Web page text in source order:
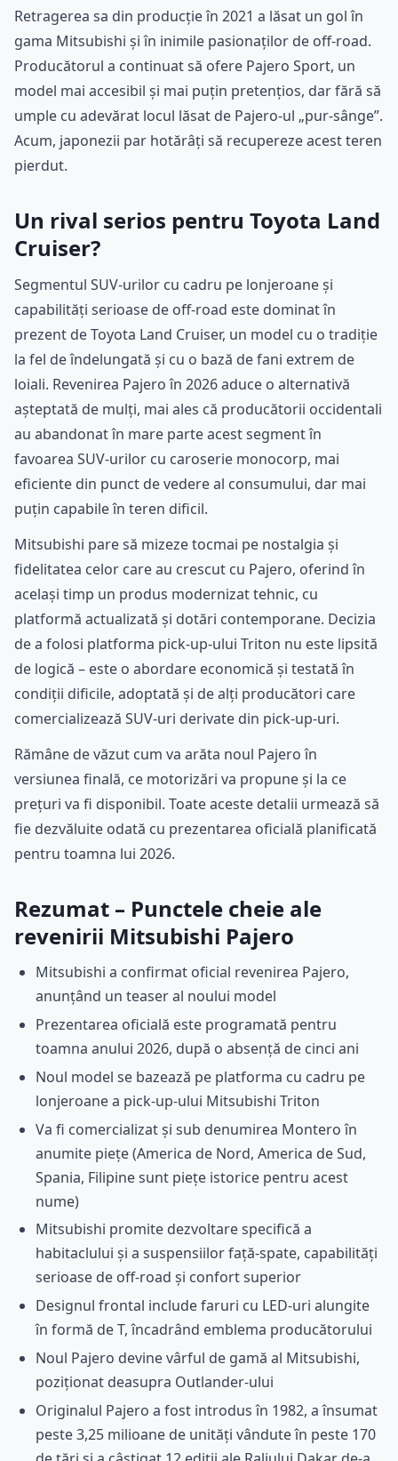
Retragerea sa din producție în 2021 a lăsat un gol în
gama Mitsubishi și în inimile pasionaților de off-road.
Producătorul a continuat să ofere Pajero Sport, un
model mai accesibil și mai puțin pretențios, dar fără să
umple cu adevărat locul lăsat de Pajero-ul „pur-sânge”.
Acum, japonezii par hotărâți să recupereze acest teren
pierdut.
Un rival serios pentru Toyota Land
Cruiser?
Segmentul SUV-urilor cu cadru pe lonjeroane și
capabilități serioase de off-road este dominat în
prezent de Toyota Land Cruiser, un model cu o tradiție
la fel de îndelungată și cu o bază de fani extrem de
loiali. Revenirea Pajero în 2026 aduce o alternativă
așteptată de mulți, mai ales că producătorii occidentali
au abandonat în mare parte acest segment în
favoarea SUV-urilor cu caroserie monocorp, mai
eficiente din punct de vedere al consumului, dar mai
puțin capabile în teren dificil.
Mitsubishi pare să mizeze tocmai pe nostalgia și
fidelitatea celor care au crescut cu Pajero, oferind în
același timp un produs modernizat tehnic, cu
platformă actualizată și dotări contemporane. Decizia
de a folosi platforma pick-up-ului Triton nu este lipsită
de logică – este o abordare economică și testată în
condiții dificile, adoptată și de alți producători care
comercializează SUV-uri derivate din pick-up-uri.
Rămâne de văzut cum va arăta noul Pajero în
versiunea finală, ce motorizări va propune și la ce
prețuri va fi disponibil. Toate aceste detalii urmează să
fie dezvăluite odată cu prezentarea oficială planificată
pentru toamna lui 2026.
Rezumat – Punctele cheie ale
revenirii Mitsubishi Pajero
Mitsubishi a confirmat oficial revenirea Pajero,
anunțând un teaser al noului model
Prezentarea oficială este programată pentru
toamna anului 2026, după o absență de cinci ani
Noul model se bazează pe platforma cu cadru pe
lonjeroane a pick-up-ului Mitsubishi Triton
Va fi comercializat și sub denumirea Montero în
anumite piețe (America de Nord, America de Sud,
Spania, Filipine sunt piețe istorice pentru acest
nume)
Mitsubishi promite dezvoltare specifică a
habitaclului și a suspensiilor față-spate, capabilități
serioase de off-road și confort superior
Designul frontal include faruri cu LED-uri alungite
în formă de T, încadrând emblema producătorului
Noul Pajero devine vârful de gamă al Mitsubishi,
poziționat deasupra Outlander-ului
Originalul Pajero a fost introdus în 1982, a însumat
peste 3,25 milioane de unități vândute în peste 170